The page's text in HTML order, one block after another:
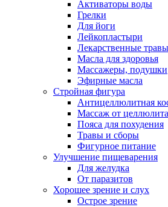
Активаторы воды
Грелки
Для йоги
Лейкопластыри
Лекарственные травы
Масла для здоровья
Массажеры, подушки
Эфирные масла
Стройная фигура
Антицеллюлитная
Массаж от целлюлита
Пояса для похудения
Травы и сборы
Фигурное питание
Улучшение пищеварения
Для желудка
От паразитов
Хорошее зрение и слух
Острое зрение